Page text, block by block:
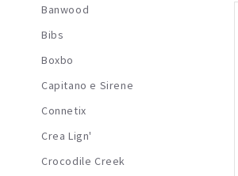
Banwood
Bibs
Boxbo
Capitano e Sirene
Connetix
Crea Lign'
Crocodile Creek